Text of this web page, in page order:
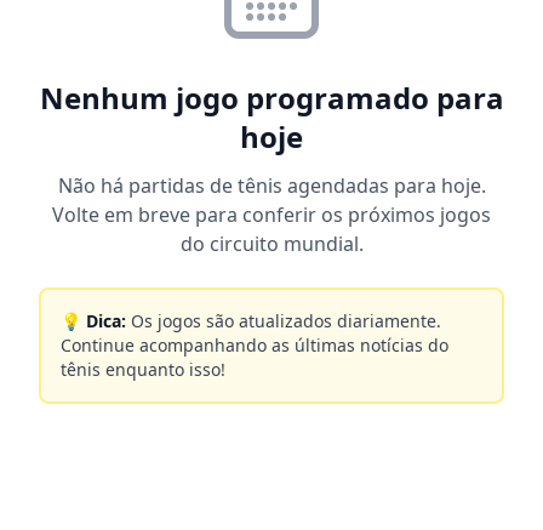
Nenhum jogo programado para
hoje
Não há partidas de tênis agendadas para hoje.
Volte em breve para conferir os próximos jogos
do circuito mundial.
💡 Dica: Os jogos são atualizados diariamente.
Continue acompanhando as últimas notícias do
tênis enquanto isso!